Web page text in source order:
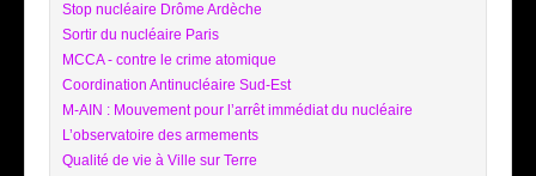
Stop nucléaire Drôme Ardèche
Sortir du nucléaire Paris
MCCA - contre le crime atomique
Coordination Antinucléaire Sud-Est
M-AIN : Mouvement pour l’arrêt immédiat du nucléaire
L’observatoire des armements
Qualité de vie à Ville sur Terre